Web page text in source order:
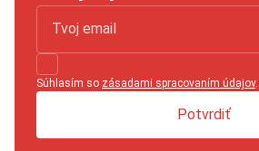
Súhlasím so zásadami spracovaním údajov.
Potvrdiť